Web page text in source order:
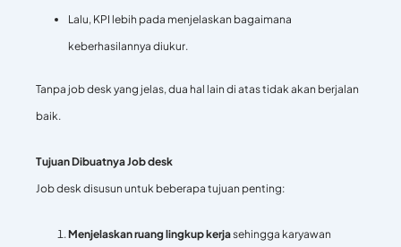
Lalu, KPI lebih pada menjelaskan bagaimana
keberhasilannya diukur.
Tanpa job desk yang jelas, dua hal lain di atas tidak akan berjalan
baik.
Tujuan Dibuatnya Job desk
Job desk disusun untuk beberapa tujuan penting:
Menjelaskan ruang lingkup kerjasehingga karyawan